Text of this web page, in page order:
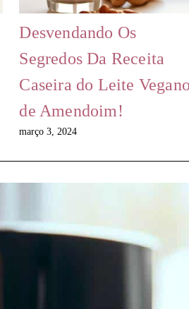
Desvendando Os
Segredos Da Receita
Caseira do Leite Vegano
de Amendoim!
março 3, 2024